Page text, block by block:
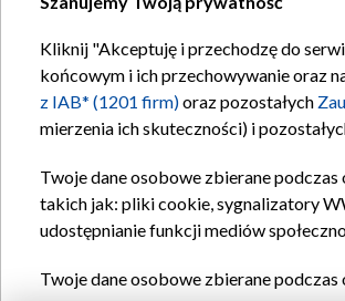
Kliknij "Akceptuję i przechodzę do
końcowym i ich przechowywanie oraz
z IAB* (1201 firm)oraz pozostałych
mierzenia ich skuteczności) i
Twoje dane osobowe zbierane
takich jak: pliki cookie, sygnalizatory
udostępnianie funkcji mediów
Twoje dane osobowe zbierane